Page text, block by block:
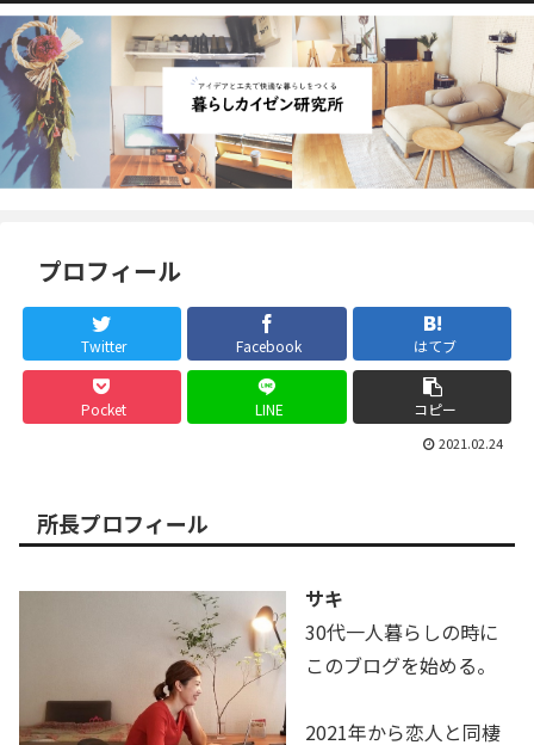
プロフィール
Twitter Facebook はてブ
Pocket LINE コピー
2021.02.24
所長プロフィール
サキ
30代一人暮らしの時に
このブログを始める。
2021年から恋人と同棲